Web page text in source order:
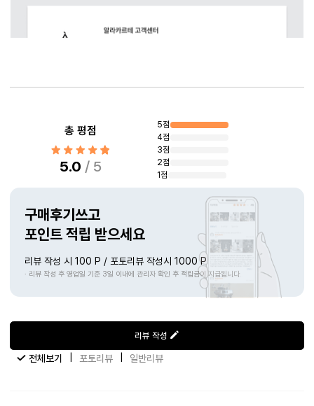
상품리뷰총 평점
5.0 / 5
5점
4점
3점
2점
1점
구매후기쓰고
포인트 적립 받으세요
리뷰 작성 시 100 P / 포토리뷰 작성시 1000 P
· 리뷰 작성 후 영업일 기준 3일 이내에 관리자 확인 후 적립금이 지급됩니다
전체보기 포토리뷰 일반리뷰
리뷰 작성